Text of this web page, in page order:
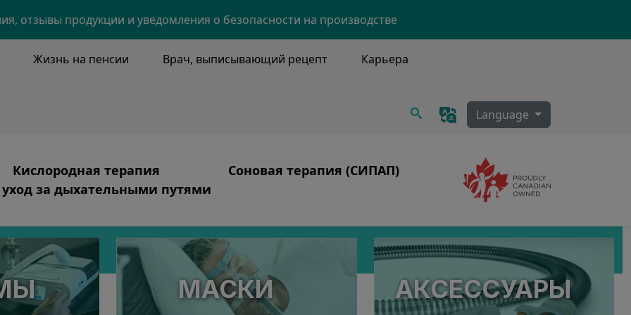
отзывы продукции и уведомления о безопасности на производстве
Жизнь на пенсии Врач, выписывающий рецепт
Карьера
Поиск
Language
Кислородная терапия
Уход, ориентированный на пациента
Системы
Безопасность кислорода
Соновая терапия (СИПАП)
Апноэ во сне
CPAP-терапия
Уход и очистка СИПАП-аппарата
за дыхательными путями
очищение от секрета
Image
МАСКИ АКСЕССУАРЫ